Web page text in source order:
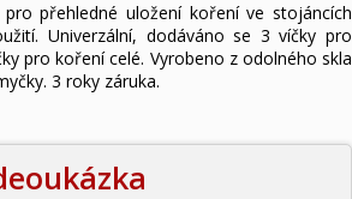
pro přehledné uložení koření ve stojáncích
Univerzální, dodáváno se 3 víčky pro
pro koření celé. Vyrobeno z odolného skla
3 roky záruka.